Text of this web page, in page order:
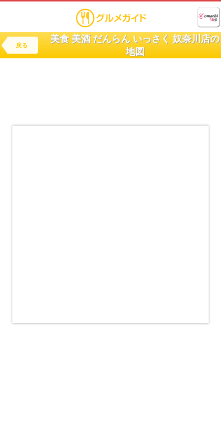
戻る
美食 美酒 だんらん いっさく 奴奈川店の
地図